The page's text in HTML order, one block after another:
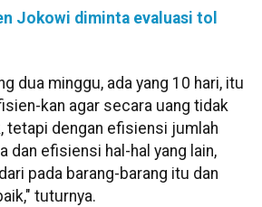
Jokowi diminta evaluasi tol
dua minggu, ada yang 10 hari, itu
kan agar secara uang tidak
tetapi dengan efisiensi jumlah
dan efisiensi hal-hal yang lain,
pada barang-barang itu dan
tuturnya.